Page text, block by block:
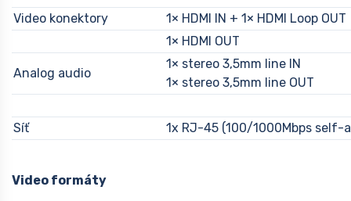
Video konektory
1× HDMI IN + 1× HDMI Loop OUT
1× HDMI OUT
Analog audio
1× stereo 3,5mm line IN
1× stereo 3,5mm line OUT
Síť 1x RJ-45 (100/1000Mbps self-
Video formáty